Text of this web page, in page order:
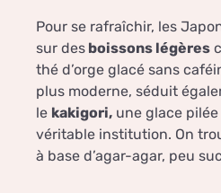
Pour se rafraîchir, les
sur des boissons légères
thé d’orge glacé sans
plus moderne, séduit
le kakigori, une glace
véritable institution. On
à base d’agar-agar, peu